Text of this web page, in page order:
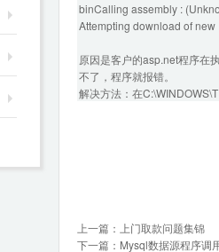
binCalling assembly :
Attempting download of
原因是客户的asp.net程序在
不了，程序就报错。
解决方法：在
上一篇： 上门取款问题集锦
下一篇： Mysql数据源程序调